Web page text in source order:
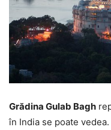
Grădina Gulab Bagh
în India se poate